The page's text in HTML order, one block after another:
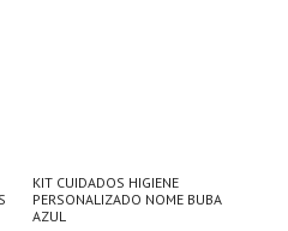
KIT CUIDADOS HIGIENE
PERSONALIZADO NOME BUBA
AZUL